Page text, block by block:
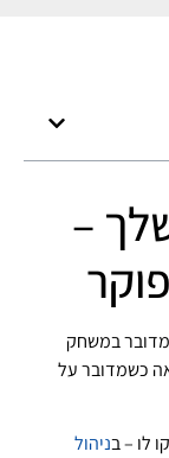
–
במשחק
כשמדובר על
לו – בניהול